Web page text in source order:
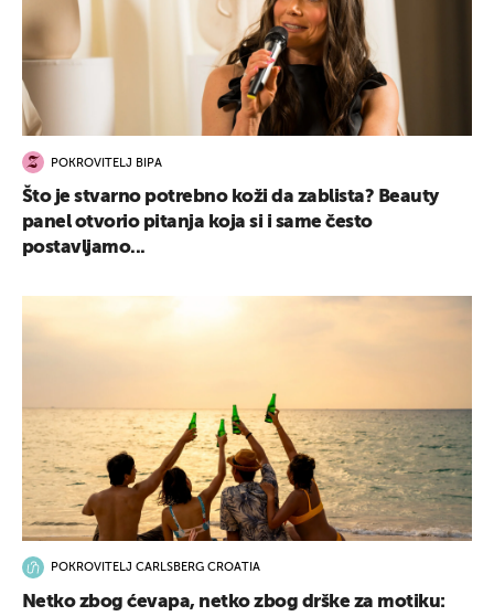
POKROVITELJ BIPA
Što je stvarno potrebno koži da zablista? Beauty
panel otvorio pitanja koja si i same često
postavljamo...
POKROVITELJ CARLSBERG CROATIA
Netko zbog ćevapa, netko zbog drške za motiku: